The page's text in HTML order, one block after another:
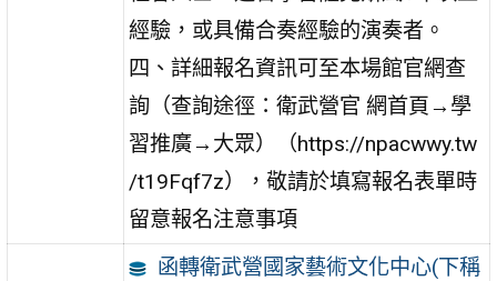
經驗，或具備合奏經驗的演奏者。
四、詳細報名資訊可至本場館官網查
詢（查詢途徑：衛武營官 網首頁→學
習推廣→大眾）（https://npacwwy.tw
/t19Fqf7z），敬請於填寫報名表單時
留意報名注意事項
函轉衛武營國家藝術文化中心(下稱